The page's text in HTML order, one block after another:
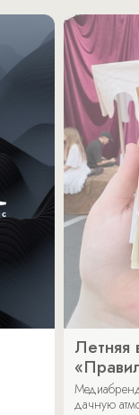
Летняя
дачную